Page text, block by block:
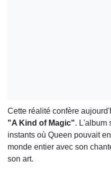
Cette réalité confère
"A Kind of Magic". L'album
instants où Queen pouvait
monde entier avec son
son art.